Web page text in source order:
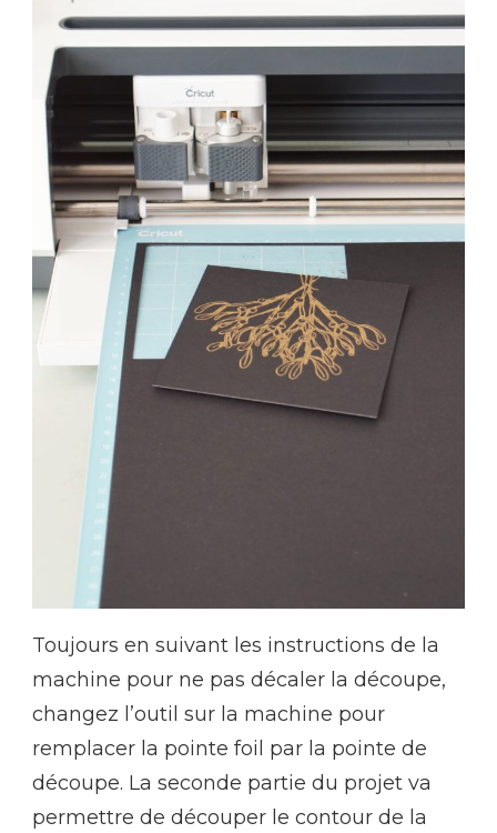
Toujours en suivant les instructions de la
machine pour ne pas décaler la découpe,
changez l’outil sur la machine pour
remplacer la pointe foil par la pointe de
découpe. La seconde partie du projet va
permettre de découper le contour de la